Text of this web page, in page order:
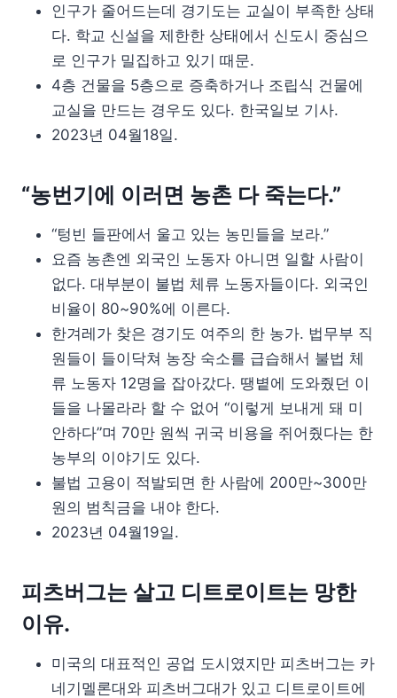
인구가 줄어드는데 경기도는 교실이 부족한 상태
다. 학교 신설을 제한한 상태에서 신도시 중심으
로 인구가 밀집하고 있기 때문.
4층 건물을 5층으로 증축하거나 조립식 건물에
교실을 만드는 경우도 있다. 한국일보 기사.
2023년 04월18일.
“농번기에 이러면 농촌 다 죽는다.”
“텅빈 들판에서 울고 있는 농민들을 보라.”
요즘 농촌엔 외국인 노동자 아니면 일할 사람이
없다. 대부분이 불법 체류 노동자들이다. 외국인
비율이 80~90%에 이른다.
한겨레가 찾은 경기도 여주의 한 농가. 법무부 직
원들이 들이닥쳐 농장 숙소를 급습해서 불법 체
류 노동자 12명을 잡아갔다. 땡볕에 도와줬던 이
들을 나몰라라 할 수 없어 “이렇게 보내게 돼 미
안하다”며 70만 원씩 귀국 비용을 쥐어줬다는 한
농부의 이야기도 있다.
불법 고용이 적발되면 한 사람에 200만~300만
원의 범칙금을 내야 한다.
2023년 04월19일.
피츠버그는 살고 디트로이트는 망한
이유.
미국의 대표적인 공업 도시였지만 피츠버그는 카
네기멜론대와 피츠버그대가 있고 디트로이트에